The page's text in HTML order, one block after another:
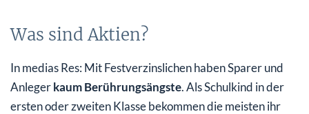
Was sind Aktien?
In medias Res: Mit Festverzinslichen haben Sparer und
Anlegerkaum Berührungsängste. Als Schulkind in der
ersten oder zweiten Klasse bekommen die meisten ihr